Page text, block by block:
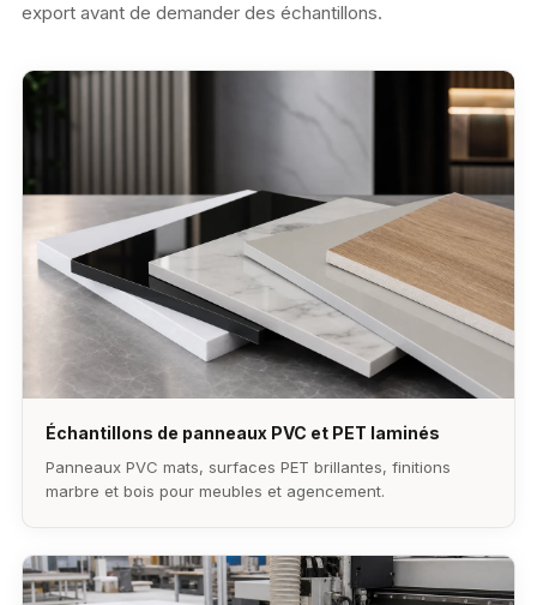
export avant de demander des échantillons.
Échantillons de panneaux PVC et PET laminés
Panneaux PVC mats, surfaces PET brillantes, finitions
marbre et bois pour meubles et agencement.